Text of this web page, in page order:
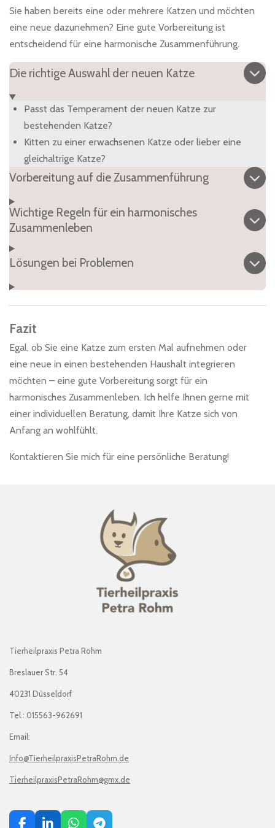
Sie haben bereits eine oder mehrere Katzen und möchten
eine neue dazunehmen? Eine gute Vorbereitung ist
entscheidend für eine harmonische Zusammenführung.
Die richtige Auswahl der neuen Katze
Passt das Temperament der neuen Katze zur
bestehenden Katze?
Kitten zu einer erwachsenen Katze oder lieber eine
gleichaltrige Katze?
Vorbereitung auf die Zusammenführung
Wichtige Regeln für ein harmonisches
Zusammenleben
Lösungen bei Problemen
Fazit
Egal, ob Sie eine Katze zum ersten Mal aufnehmen oder
eine neue in einen bestehenden Haushalt integrieren
möchten – eine gute Vorbereitung sorgt für ein
harmonisches Zusammenleben. Ich helfe Ihnen gerne mit
einer individuellen Beratung, damit Ihre Katze sich von
Anfang an wohlfühlt.
Kontaktieren Sie mich für eine persönliche Beratung!
Tierheilpraxis Petra Rohm
Breslauer Str. 54
40231 Düsseldorf
Tel.: 015563-962691
Email:
Info@TierheilpraxisPetraRohm.de
TierheilpraxisPetraRohm@gmx.de